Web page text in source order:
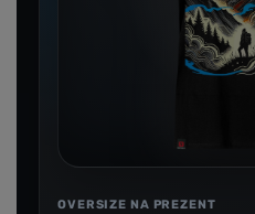
OVERSIZE NA PREZENT